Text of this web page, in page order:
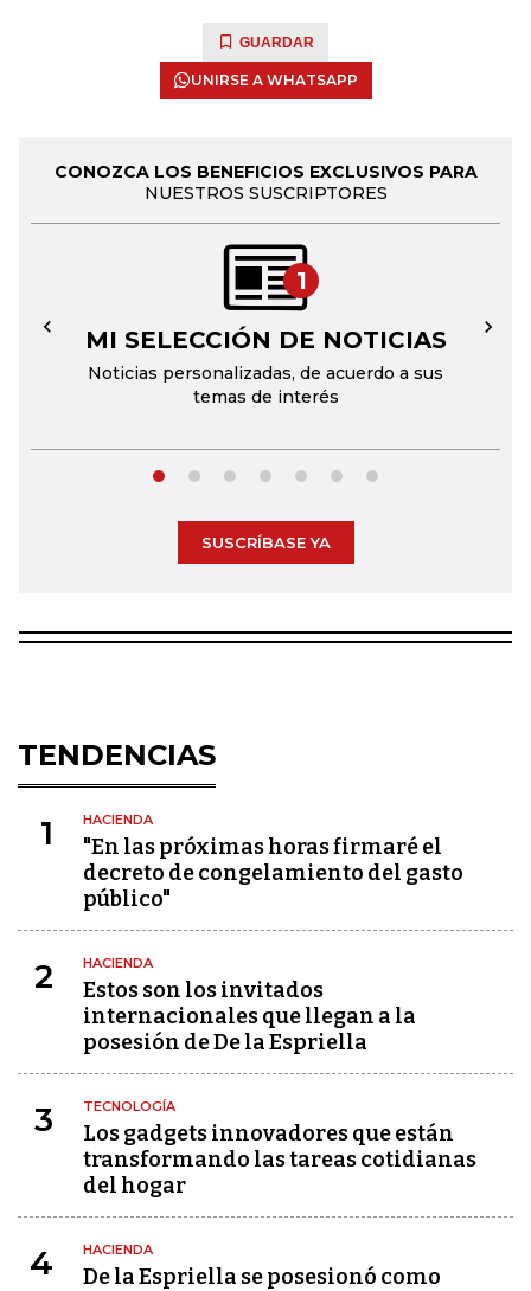
GUARDAR
UNIRSE A WHATSAPP
CONOZCA LOS BENEFICIOS EXCLUSIVOS PARA
NUESTROS SUSCRIPTORES
1
MI SELECCIÓN DE NOTICIAS
Noticias personalizadas, de acuerdo a sus
temas de interés
← →
SUSCRÍBASE YA
TENDENCIAS
1 HACIENDA
"En las próximas horas firmaré el
decreto de congelamiento del gasto
público"
2 HACIENDA
Estos son los invitados
internacionales que llegan a la
posesión de De la Espriella
3 TECNOLOGÍA
Los gadgets innovadores que están
transformando las tareas cotidianas
del hogar
4 HACIENDA
De la Espriella se posesionó como